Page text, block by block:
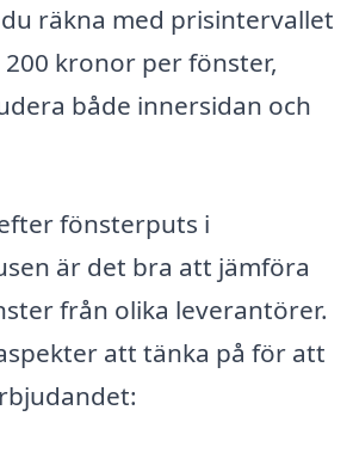
räkna med prisintervallet
200 kronor per fönster,
både innersidan och
fönsterputs i
är det bra att jämföra
från olika leverantörer.
att tänka på för att